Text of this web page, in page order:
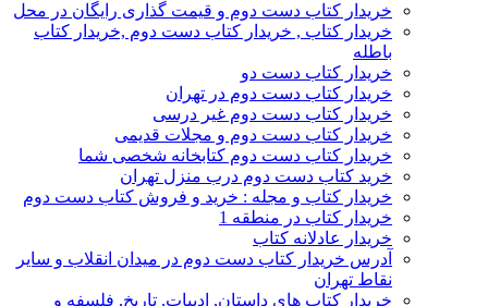
خریدار کتاب دست دوم و قیمت گذاری رایگان در محل
خریدار کتاب , خریدار کتاب دست دوم ,خریدار کتاب
باطله
خریدار کتاب دست دو
خریدار کتاب دست دوم در تهران
خریدار کتاب دست دوم غیر درسی
خریدار کتاب دست دوم و مجلات قدیمی
خریدار کتاب دست دوم کتابخانه شخصی شما
خرید کتاب دست دوم درب منزل تهران
خریدار کتاب و مجله : خرید و فروش کتاب دست دوم
خریدار کتاب در منطقه 1
خریدار عادلانه کتاب
آدرس خریدار کتاب دست دوم در میدان انقلاب و سایر
نقاط تهران
خریدار کتاب های داستان, ادبیات, تاریخ, فلسفه و